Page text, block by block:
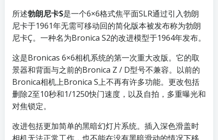
所述勃朗尼卡S是一个6×6格式焦平面SLR通过引入勃朗
尼卡于1961年无需可移动回的简化版本被发布称为勃朗
尼卡Ç。一种名为Bronica S2的改进模型于1964年发布。
这是Bronicas 6×6相机系统的第一次重大改版。它的取
景器和背面与之前的Bronica Z / D型号不兼容。以前的
Bronica相机上Bronica S上不再有许多功能。更改包括
删除2至10秒和1/1250快门速度，以及自拍，多重曝光和
对焦锁定。
改进包括更加简单的黑暗幻灯片系统。插入深色滑盖时